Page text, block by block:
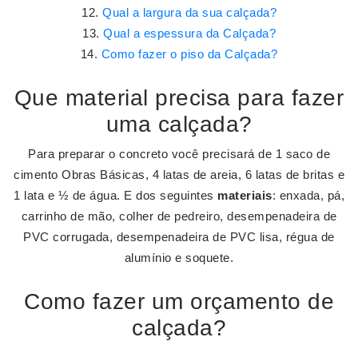
Qual a largura da sua calçada?
Qual a espessura da Calçada?
Como fazer o piso da Calçada?
Que material precisa para fazer
uma calçada?
Para preparar o concreto você precisará de 1 saco de
cimento Obras Básicas, 4 latas de areia, 6 latas de britas e
1 lata e ½ de água. E dos seguintes materiais: enxada, pá,
carrinho de mão, colher de pedreiro, desempenadeira de
PVC corrugada, desempenadeira de PVC lisa, régua de
alumínio e soquete.
Como fazer um orçamento de
calçada?